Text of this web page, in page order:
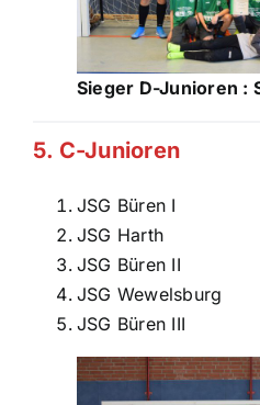
Sieger D-Junioren :
5. C-Junioren
JSG Büren I
JSG Harth
JSG Büren II
JSG Wewelsburg
JSG Büren III